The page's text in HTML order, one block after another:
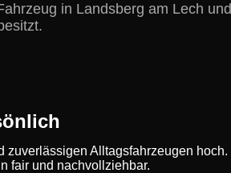
in Landsberg am Lech und
zuverlässigen Alltagsfahrzeugen hoch.
fair und nachvollziehbar.